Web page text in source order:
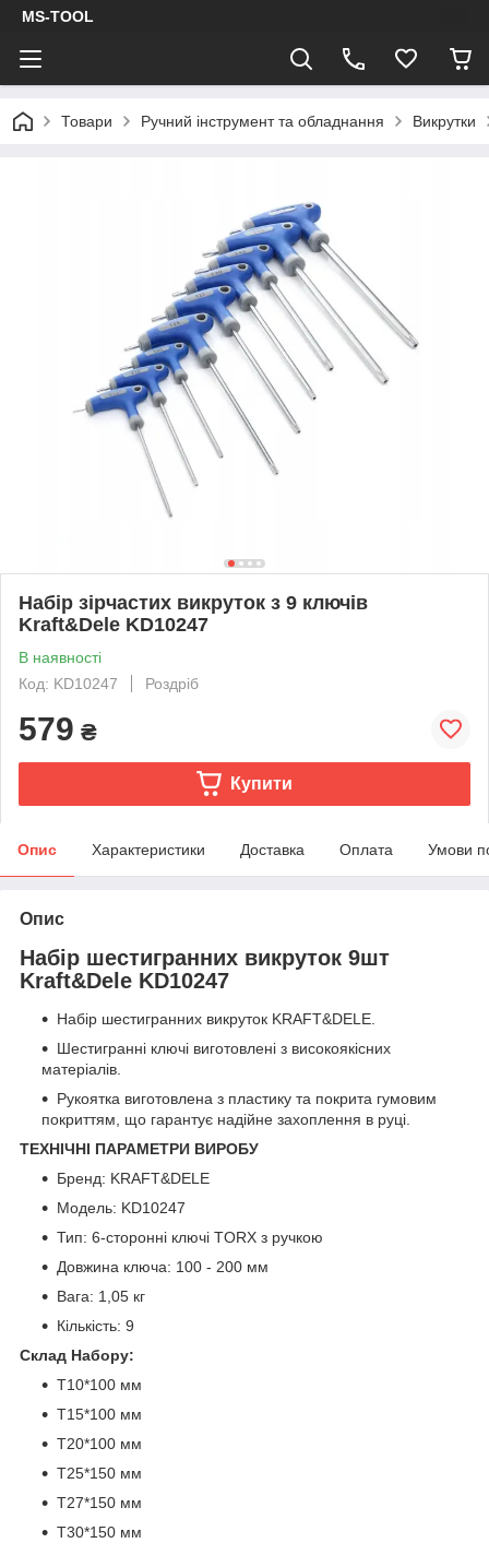
MS-TOOL
Товари Ручний інструмент та обладнання Викрутки
Набір зірчастих викруток з 9 ключів
Kraft&Dele KD10247
В наявності
Код: KD10247
Роздріб
579 ₴
Купити
Опис Характеристики Доставка Оплата Умови
Опис
Набір шестигранних викруток 9шт
Kraft&Dele KD10247
Набір шестигранних викруток KRAFT&DELE.
Шестигранні ключі виготовлені з високоякісних
матеріалів.
Рукоятка виготовлена з пластику та покрита гумовим
покриттям, що гарантує надійне захоплення в руці.
ТЕХНІЧНІ ПАРАМЕТРИ ВИРОБУ
Бренд: KRAFT&DELE
Модель: KD10247
Тип: 6-сторонні ключі TORX з ручкою
Довжина ключа: 100 - 200 мм
Вага: 1,05 кг
Кількість: 9
Склад Набору:
T10*100 мм
T15*100 мм
T20*100 мм
T25*150 мм
T27*150 мм
T30*150 мм